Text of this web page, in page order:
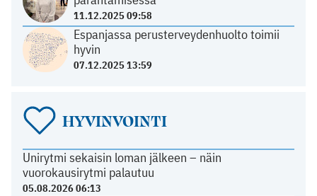
11.12.2025 09:58
Espanjassa perusterveydenhuolto toimii
hyvin
07.12.2025 13:59
HYVINVOINTI
Unirytmi sekaisin loman jälkeen – näin
vuorokausirytmi palautuu
05.08.2026 06:13